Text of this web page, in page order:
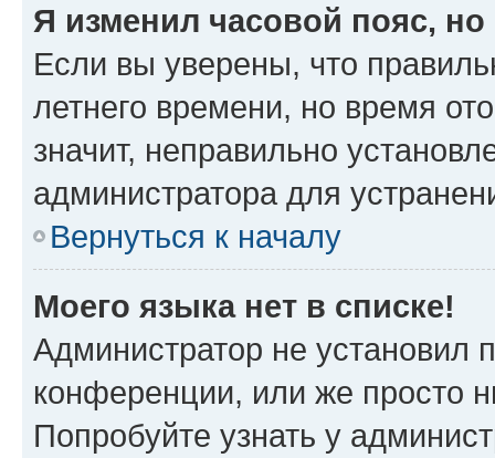
Я изменил часовой пояс,
Если вы уверены, что
летнего времени, но время
значит, неправильно
администратора для
Вернуться к началу
Моего языка нет в списке!
Администратор не установил
конференции, или же просто
Попробуйте узнать у